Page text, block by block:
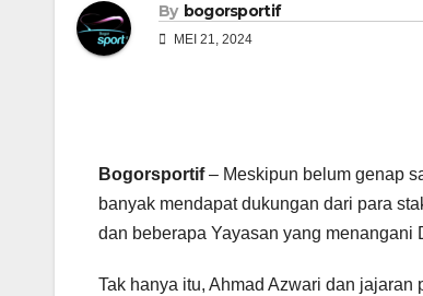
By bogorsportif
MEI 21, 2024
Bogorsportif– Meskipun belum genap
banyak mendapat dukungan dari para
dan beberapa Yayasan yang menangani
Tak hanya itu, Ahmad Azwari dan